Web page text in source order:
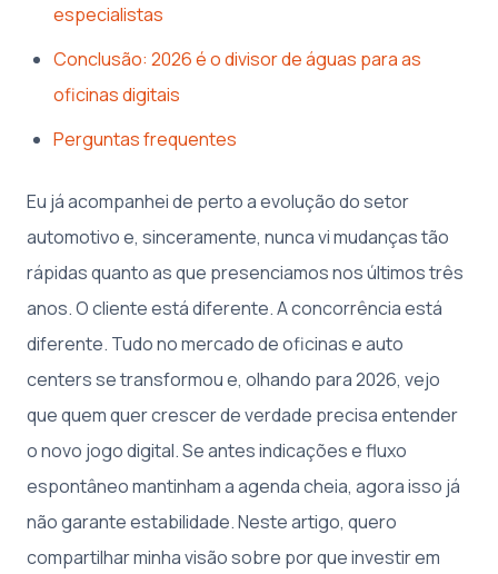
especialistas
Conclusão: 2026 é o divisor de águas para as
oficinas digitais
Perguntas frequentes
Eu já acompanhei de perto a evolução do setor
automotivo e, sinceramente, nunca vi mudanças tão
rápidas quanto as que presenciamos nos últimos três
anos. O cliente está diferente. A concorrência está
diferente. Tudo no mercado de oficinas e auto
centers se transformou e, olhando para 2026, vejo
que quem quer crescer de verdade precisa entender
o novo jogo digital. Se antes indicações e fluxo
espontâneo mantinham a agenda cheia, agora isso já
não garante estabilidade. Neste artigo, quero
compartilhar minha visão sobre por que investir em